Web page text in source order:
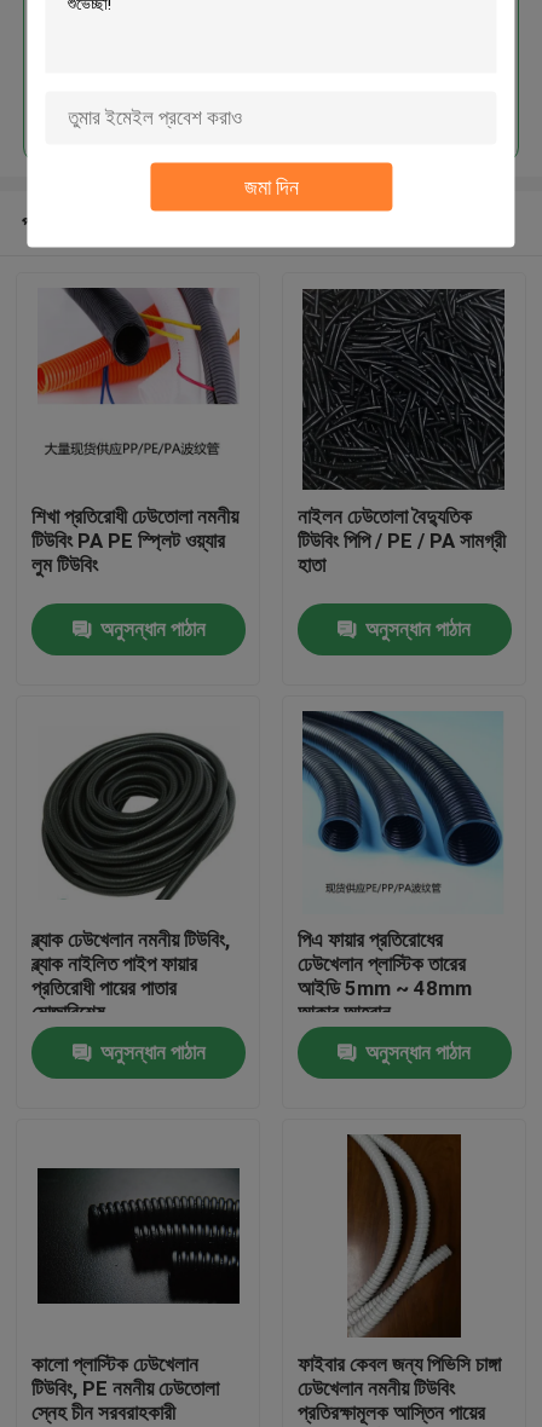
জমা দিন
পণ্য
আমাদের সম্পর্কে
কারখানা ভ্রমণ
মান নিয়ন্ত্রণ
নমনীয় পিভিসি টিউবিং
ঢেউখেলান নমনীয় টিউবিং
প্রস্তাবিত পণ্য
শিখা প্রতিরোধী ঢেউতোলা নমনীয়
টিউবিং PA PE স্প্লিট ওয়্যার
লুম টিউবিং
অনুসন্ধান পাঠান
নাইলন ঢেউতোলা বৈদ্যুতিক
টিউবিং পিপি / PE / PA সামগ্রী
হাতা
অনুসন্ধান পাঠান
ব্ল্যাক ঢেউখেলান নমনীয় টিউবিং,
ব্ল্যাক নাইলিত পাইপ ফায়ার
প্রতিরোধী পায়ের পাতার
মোজাবিশেষ
অনুসন্ধান পাঠান
পিএ ফায়ার প্রতিরোধের
ঢেউখেলান প্লাস্টিক তারের
আইডি 5mm ~ 48mm
আকার আহ্বান
অনুসন্ধান পাঠান
কালো প্লাস্টিক ঢেউখেলান
টিউবিং, PE নমনীয় ঢেউতোলা
স্নেহ চীন সরবরাহকারী
ফাইবার কেবল জন্য পিভিসি চাঙ্গা
ঢেউখেলান নমনীয় টিউবিং
প্রতিরক্ষামূলক আস্তিন পায়ের